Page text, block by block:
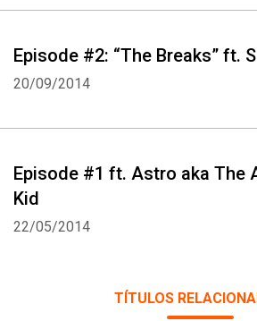
Episode #2: “The Breaks” ft.
20/09/2014
Episode #1 ft. Astro aka The
Kid
22/05/2014
TÍTULOS